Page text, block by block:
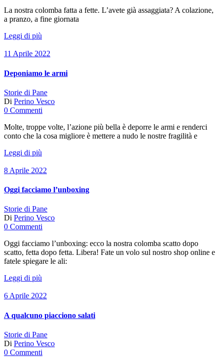
La nostra colomba fatta a fette. L’avete già assaggiata? A colazione,
a pranzo, a fine giornata
Leggi di più
11 Aprile 2022
Deponiamo le armi
Storie di Pane
Di Perino Vesco
0 Commenti
Molte, troppe volte, l’azione più bella è deporre le armi e renderci
conto che la cosa migliore è mettere a nudo le nostre fragilità e
Leggi di più
8 Aprile 2022
Oggi facciamo l’unboxing
Storie di Pane
Di Perino Vesco
0 Commenti
Oggi facciamo l’unboxing: ecco la nostra colomba scatto dopo
scatto, fetta dopo fetta. Libera! Fate un volo sul nostro shop online e
fatele spiegare le ali:
Leggi di più
6 Aprile 2022
A qualcuno piacciono salati
Storie di Pane
Di Perino Vesco
0 Commenti